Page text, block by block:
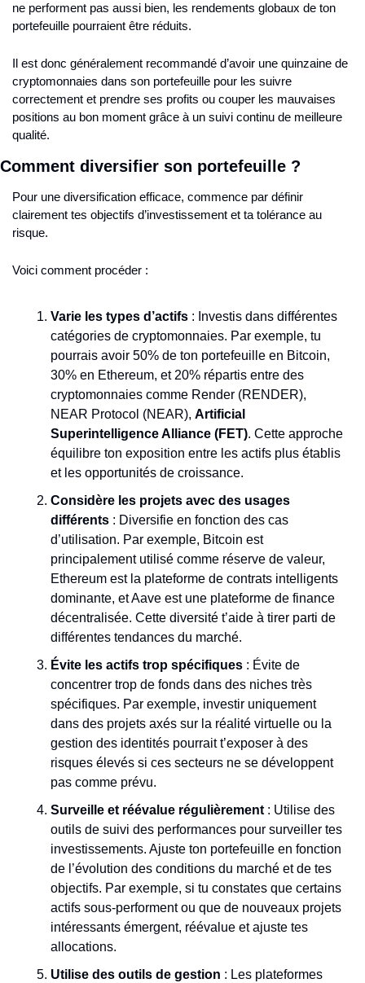
ne performent pas aussi bien, les rendements globaux de ton
portefeuille pourraient être réduits.
Il est donc généralement recommandé d’avoir une quinzaine de
cryptomonnaies dans son portefeuille pour les suivre
correctement et prendre ses profits ou couper les mauvaises
positions au bon moment grâce à un suivi continu de meilleure
qualité.
Comment diversifier son portefeuille ?
Pour une diversification efficace, commence par définir
clairement tes objectifs d’investissement et ta tolérance au
risque.
Voici comment procéder :
Varie les types d’actifs : Investis dans différentes
catégories de cryptomonnaies. Par exemple, tu
pourrais avoir 50% de ton portefeuille en Bitcoin,
30% en Ethereum, et 20% répartis entre des
cryptomonnaies comme Render (RENDER),
NEAR Protocol (NEAR), Artificial
Superintelligence Alliance (FET). Cette approche
équilibre ton exposition entre les actifs plus établis
et les opportunités de croissance.
Considère les projets avec des usages
différents : Diversifie en fonction des cas
d’utilisation. Par exemple, Bitcoin est
principalement utilisé comme réserve de valeur,
Ethereum est la plateforme de contrats intelligents
dominante, et Aave est une plateforme de finance
décentralisée. Cette diversité t’aide à tirer parti de
différentes tendances du marché.
Évite les actifs trop spécifiques : Évite de
concentrer trop de fonds dans des niches très
spécifiques. Par exemple, investir uniquement
dans des projets axés sur la réalité virtuelle ou la
gestion des identités pourrait t’exposer à des
risques élevés si ces secteurs ne se développent
pas comme prévu.
Surveille et réévalue régulièrement : Utilise des
outils de suivi des performances pour surveiller tes
investissements. Ajuste ton portefeuille en fonction
de l’évolution des conditions du marché et de tes
objectifs. Par exemple, si tu constates que certains
actifs sous-performent ou que de nouveaux projets
intéressants émergent, réévalue et ajuste tes
allocations.
Utilise des outils de gestion : Les plateformes